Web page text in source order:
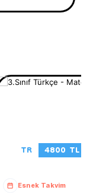
TR 4800 TL
Esnek Takvim